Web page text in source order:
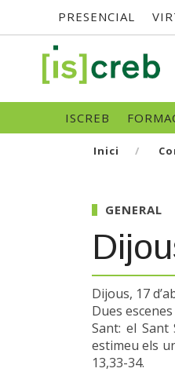
contingut
Menú
SK
PRESENCIAL
Navegació
principal
ISCREB
Inici
GENERAL
Dijous, 17
Dues
Sant: el
estimeu els
13,33-34.